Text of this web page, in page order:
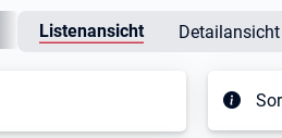
Listenansicht Detailansicht